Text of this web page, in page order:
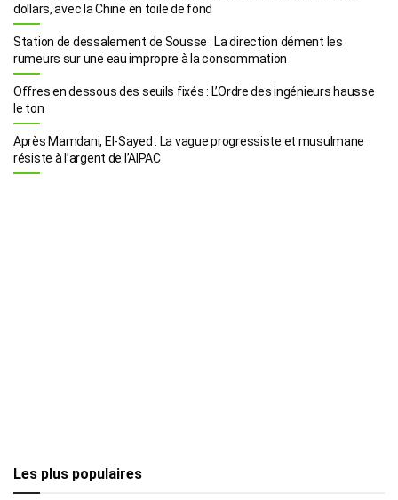
dollars, avec la Chine en toile de fond
Station de dessalement de Sousse : La direction dément les
rumeurs sur une eau impropre à la consommation
Offres en dessous des seuils fixés : L’Ordre des ingénieurs hausse
le ton
Après Mamdani, El-Sayed : La vague progressiste et musulmane
résiste à l’argent de l’AIPAC
Les plus populaires